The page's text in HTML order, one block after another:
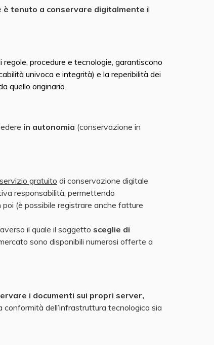
è tenuto a conservare digitalmente il
regole, procedure e tecnologie, garantiscono
univoca e integrità) e la reperibilità dei
quello originario.
in autonomia (conservazione in
servizio gratuito di conservazione digitale
responsabilità, permettendo
(è possibile registrare anche fatture
il quale il soggetto sceglie di
sono disponibili numerosi offerte a
i documenti sui propri server,
conformità dell’infrastruttura tecnologica sia